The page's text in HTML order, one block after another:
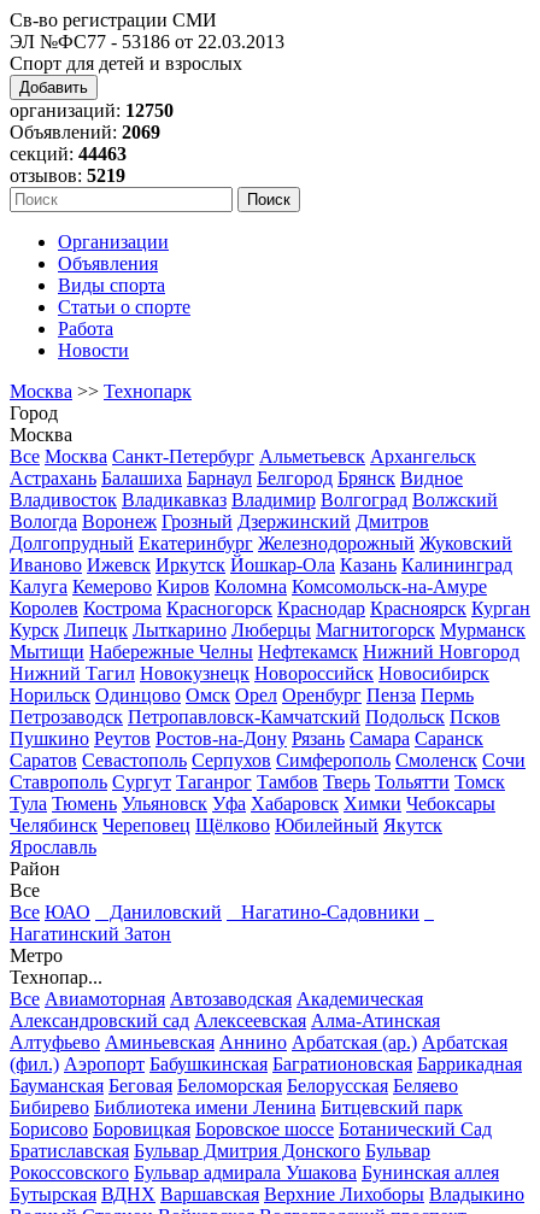
Св-во регистрации СМИ
ЭЛ №ФС77 - 53186 от 22.03.2013
Спорт для детей и взрослых
Добавить
организаций: 12750
Объявлений: 2069
секций: 44463
отзывов: 5219
Организации
Объявления
Виды спорта
Статьи о спорте
Работа
Новости
Москва >> Технопарк
Город
Москва
Все Москва Санкт-Петербург Альметьевск Архангельск
Астрахань Балашиха Барнаул Белгород Брянск Видное
Владивосток Владикавказ Владимир Волгоград Волжский
Вологда Воронеж Грозный Дзержинский Дмитров
Долгопрудный Екатеринбург Железнодорожный Жуковский
Иваново Ижевск Иркутск Йошкар-Ола Казань Калининград
Калуга Кемерово Киров Коломна Комсомольск-на-Амуре
Королев Кострома Красногорск Краснодар Красноярск Курган
Курск Липецк Лыткарино Люберцы Магнитогорск Мурманск
Мытищи Набережные Челны Нефтекамск Нижний Новгород
Нижний Тагил Новокузнецк Новороссийск Новосибирск
Норильск Одинцово Омск Орел Оренбург Пенза Пермь
Петрозаводск Петропавловск-Камчатский Подольск Псков
Пушкино Реутов Ростов-на-Дону Рязань Самара Саранск
Саратов Севастополь Серпухов Симферополь Смоленск Сочи
Ставрополь Сургут Таганрог Тамбов Тверь Тольятти Томск
Тула Тюмень Ульяновск Уфа Хабаровск Химки Чебоксары
Челябинск Череповец Щёлково Юбилейный Якутск
Ярославль
Район
Все
Все ЮАО Даниловский
Нагатино-Садовники
Нагатинский Затон
Метро
Технопар...
Все Авиамоторная Автозаводская Академическая
Александровский сад Алексеевская Алма-Атинская
Алтуфьево Аминьевская Аннино Арбатская (ар.) Арбатская
(фил.) Аэропорт Бабушкинская Багратионовская Баррикадная
Бауманская Беговая Беломорская Белорусская Беляево
Бибирево Библиотека имени Ленина Битцевский парк
Борисово Боровицкая Боровское шоссе Ботанический Сад
Братиславская Бульвар Дмитрия Донского Бульвар
Рокоссовского Бульвар адмирала Ушакова Бунинская аллея
Бутырская ВДНХ Варшавская Верхние Лихоборы Владыкино